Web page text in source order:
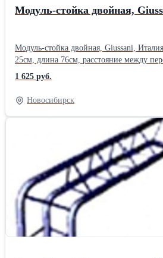
Модуль-стойка двойная,
Модуль-стойка двойная, Giussani,
25см, длина 76см, расстояние между
диаметр трубы стойки: 2,5см. Цвет:
шт., черный - 8 шт. Наличие товара в
Новосибирске.Производитель: Giussani,
1 625 руб.
Новосибирск